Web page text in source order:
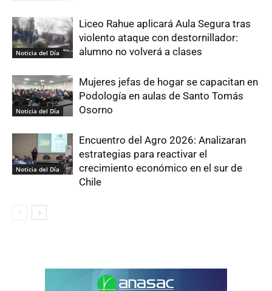
Noticia del Día
Liceo Rahue aplicará Aula Segura tras
violento ataque con destornillador:
alumno no volverá a clases
Noticia del Día
Mujeres jefas de hogar se capacitan en
Podología en aulas de Santo Tomás
Osorno
Noticia del Día
Encuentro del Agro 2026: Analizaran
estrategias para reactivar el
crecimiento económico en el sur de
Chile